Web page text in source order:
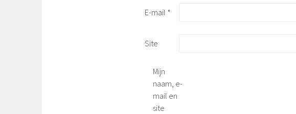
E-mail *
Site
Mijn
naam, e-
mail en
site